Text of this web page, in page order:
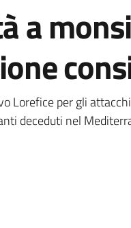
a
notizia
Lorefice per gli
deceduti nel